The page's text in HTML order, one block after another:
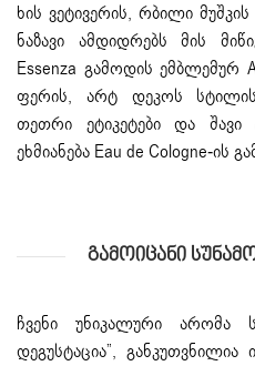
ხის ვეტივერის, რბილი
ნაზავი ამდიდრებს მის
Essenza გამოდის ემბლემურ
ფერის, არტ დეკოს სტილის
თეთრი ეტიკეტები და
ეხმიანება Eau de Cologne-ის
Გამოიცანი
ჩვენი უნიკალური არომა
დეგუსტაცია”,